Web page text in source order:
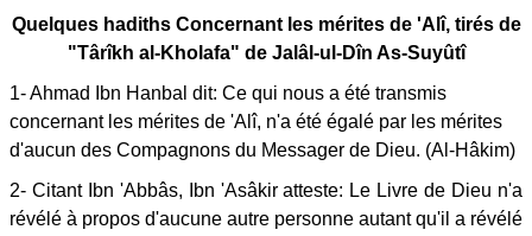
Quelques hadiths Concernant les mérites de 'Alî, tirés de
"Târîkh al-Kholafa" de Jalâl-ul-Dîn As-Suyûtî
1- Ahmad Ibn Hanbal dit: Ce qui nous a été transmis
concernant les mérites de 'Alî, n'a été égalé par les mérites
d'aucun des Compagnons du Messager de Dieu. (Al-Hâkim)
2- Citant Ibn 'Abbâs, Ibn 'Asâkir atteste: Le Livre de Dieu n'a
révélé à propos d'aucune autre personne autant qu'il a révélé